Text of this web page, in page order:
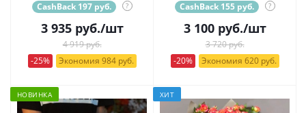
CashBack 197 руб. ?
3 935руб./шт
4 919 руб.
-25%
Экономия 984 руб.
CashBack 155 руб. ?
3 100руб./шт
3 720 руб.
-20%
Экономия 620 руб.
НОВИНКА ХИТ